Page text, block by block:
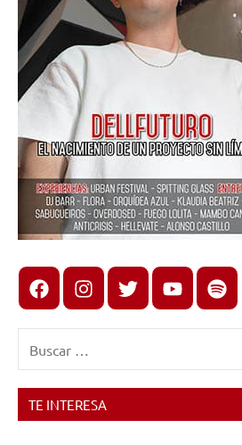
FacebookInstagram
X youtubespotify
TE INTERESA